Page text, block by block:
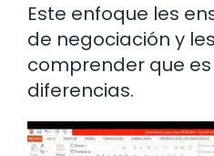
Este enfoque les
de negociación y
comprender que
diferencias.